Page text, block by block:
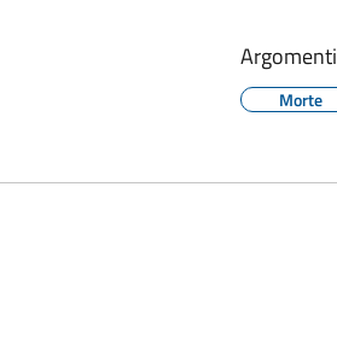
Argomenti
Morte